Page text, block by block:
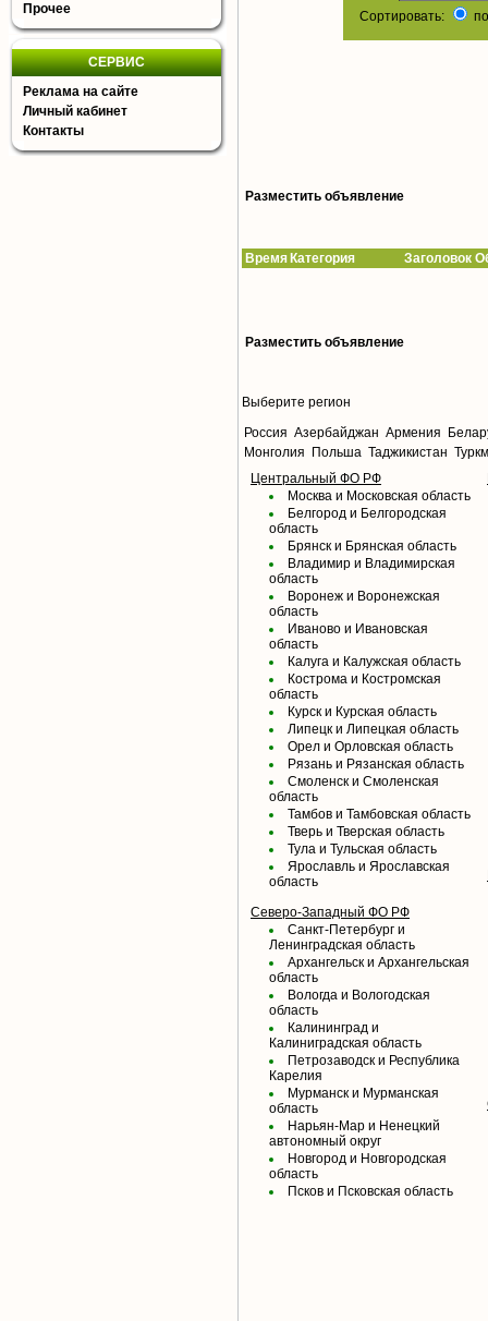
Прочее
СЕРВИС
Реклама на сайте
Личный кабинет
Контакты
Сортировать:
Разместить объявление
Время Категория Заголовок
Разместить объявление
Выберите регион
Россия Азербайджан Армения
Монголия
Польша Таджикистан
Центральный ФО РФ
Москва и Московская область
Белгород и Белгородская
область
Брянск и Брянская область
Владимир и Владимирская
область
Воронеж и Воронежская
область
Иваново и Ивановская
область
Калуга и Калужская область
Кострома и Костромская
область
Курск и Курская область
Липецк и Липецкая область
Орел и Орловская область
Рязань и Рязанская область
Смоленск и Смоленская
область
Тамбов и Тамбовская область
Тверь и Тверская область
Тула и Тульская область
Ярославль и Ярославская
область
Северо-Западный ФО РФ
Санкт-Петербург и
Ленинградская область
Архангельск и Архангельская
область
Вологда и Вологодская
область
Калининград и
Калиниградская область
Петрозаводск и Республика
Карелия
Мурманск и Мурманская
область
Нарьян-Мар и Ненецкий
автономный округ
Новгород и Новгородская
область
Псков и Псковская область